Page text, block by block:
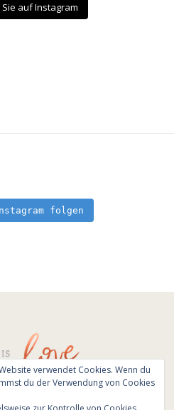
Sie auf Instagram
folgen
- Cooking is love 2017.
verwendet Cookies. Wenn du
du der Verwendung von Cookies